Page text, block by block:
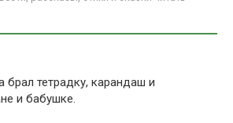
тетрадку, карандаш и
и бабушке.